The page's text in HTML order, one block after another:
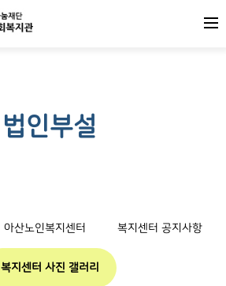
법인부설
아산노인복지센터 복지센터 공지사항
복지센터 사진 갤러리